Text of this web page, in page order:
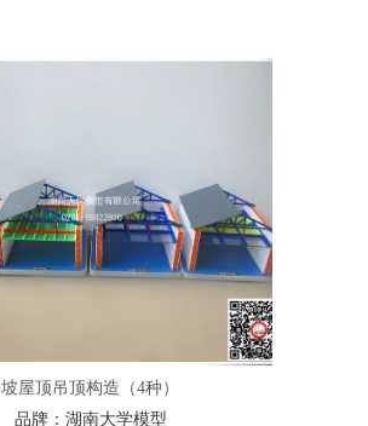
坡屋顶吊顶构造（4种）
品牌： 湖南大学模型